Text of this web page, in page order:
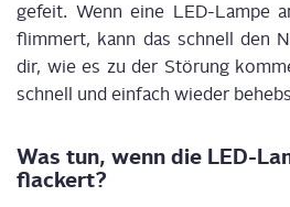
gefeit. Wenn eine LED-Lam­pe
flim­mert, kann das schnell den
dir, wie es zu der Stö­rung
schnell und ein­fach wie­der
Was tun, wenn die LED-
flackert?